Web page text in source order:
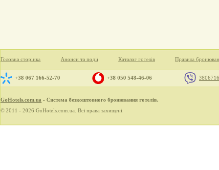
Головна сторінка Анонси та події Каталог готелів Правила
+38 067 166-52-70 +38 050 548-46-06
GoHotels.com.ua - Система безкоштовного бронювання готелів.
© 2011 - 2026 GoHotels.com.ua. Всі права захищені.